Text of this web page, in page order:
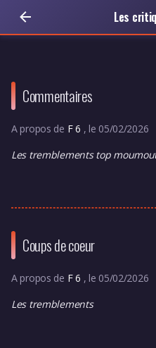
Les
Commentaires
A propos de F 6 , le 05/02/2026
Les tremblements top
Coups de coeur
A propos de F 6 , le 05/02/2026
Les tremblements